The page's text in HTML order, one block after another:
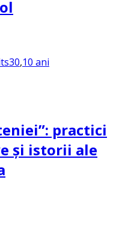
,10 ani
practici
și istorii ale